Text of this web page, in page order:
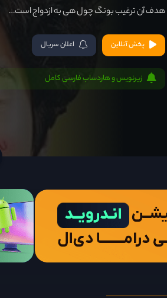
هدف آن ترغیب بونگ چول هی به ازدواج است…
پخش آنلاین اعلان سریال
زیرنویس و هاردساب فارسی کامل